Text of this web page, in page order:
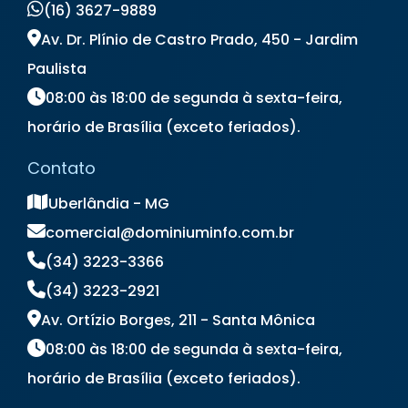
Locação de Notebook Preço
Locação de Televisão
Locação de Totem para Eventos
Locação de Totem Touch Screen
Preço Aluguel de Notebook
Preço de Locação de Notebook
(16) 3627-9889
Av. Dr. Plínio de Castro Prado, 450 - Jardim
Paulista
08:00 às 18:00 de segunda à sexta-feira,
horário de Brasília (exceto feriados).
Contato
Uberlândia - MG
comercial@dominiuminfo.com.br
(34) 3223-3366
(34) 3223-2921
Av. Ortízio Borges, 211 - Santa Mônica
08:00 às 18:00 de segunda à sexta-feira,
horário de Brasília (exceto feriados).